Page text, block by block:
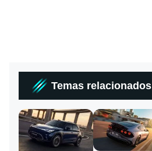
Temas relacionados